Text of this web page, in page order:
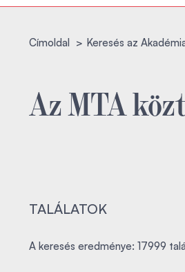
Címoldal Keresés az
Az MTA
TALÁLATOK
A keresés eredménye: 17999